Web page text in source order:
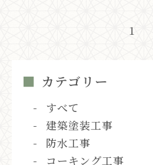
1
カテゴリー
すべて
建築塗装工事
防水工事
コーキング工事